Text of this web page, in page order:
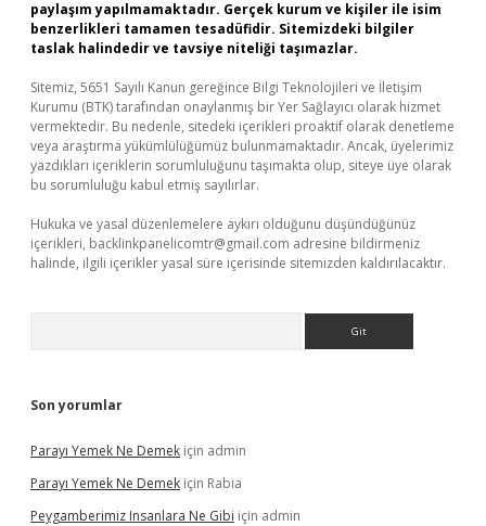
paylaşım yapılmamaktadır. Gerçek kurum ve kişiler ile isim
benzerlikleri tamamen tesadüfidir. Sitemizdeki bilgiler
taslak halindedir ve tavsiye niteliği taşımazlar.
Sitemiz, 5651 Sayılı Kanun gereğince Bilgi Teknolojileri ve İletişim
Kurumu (BTK) tarafından onaylanmış bir Yer Sağlayıcı olarak hizmet
vermektedir. Bu nedenle, sitedeki içerikleri proaktif olarak denetleme
veya araştırma yükümlülüğümüz bulunmamaktadır. Ancak, üyelerimiz
yazdıkları içeriklerin sorumluluğunu taşımakta olup, siteye üye olarak
bu sorumluluğu kabul etmiş sayılırlar.
Hukuka ve yasal düzenlemelere aykırı olduğunu düşündüğünüz
içerikleri, backlinkpanelicomtr@gmail.com adresine bildirmeniz
halinde, ilgili içerikler yasal süre içerisinde sitemizden kaldırılacaktır.
Son yorumlar
Parayı Yemek Ne Demek için admin
Parayı Yemek Ne Demek için Rabia
Peygamberimiz Insanlara Ne Gibi için admin